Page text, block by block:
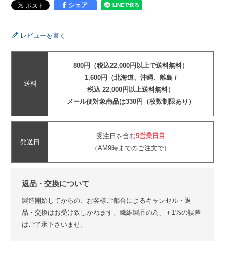
シェア
レビューを書く
送料
800円（税込22,000円以上で送料無料）
1,600円（北海道、沖縄、離島 /
税込 22,000円以上送料無料）
メール便対象商品は330円（枚数制限あり）
発送日
受注日を含む5営業日目
（AM9時までのご注文で）
返品・交換について
製造開始してからの、お客様ご都合によるキャンセル・返
品・交換はお受け致しかねます。繊維製品の為、＋1%の誤差
はご了承下さいませ。